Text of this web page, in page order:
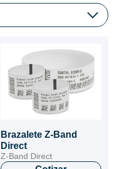
Brazalete Z-Band
Direct
Z-Band Direct